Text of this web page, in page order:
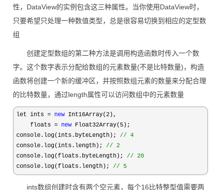
性，DataView的实例包含这三种属性。当你使用DataView时，
只要希望只处理一种数值类型，总是很容易切换到相应的定型数
组
创建定型数组的第二种方法是调用构造函数时传入一个数
字。这个数字表示分配给数组的元素数量(不是比特数量)，构造
函数将创建一个新的缓冲区，并按照数组元素的数量来分配合理
的比特数量，通过length属性可以访问数组中的元素数量
let ints = new Int16Array(2 ),
    floats
= new Float32Array(5 );
console.log(ints.byteLength); // 4
console.log(ints.length); // 2
console.log(floats.byteLength); // 20
console.log(floats.length); // 5
ints数组创建时含有两个空元素，每个16比特整型值需要两